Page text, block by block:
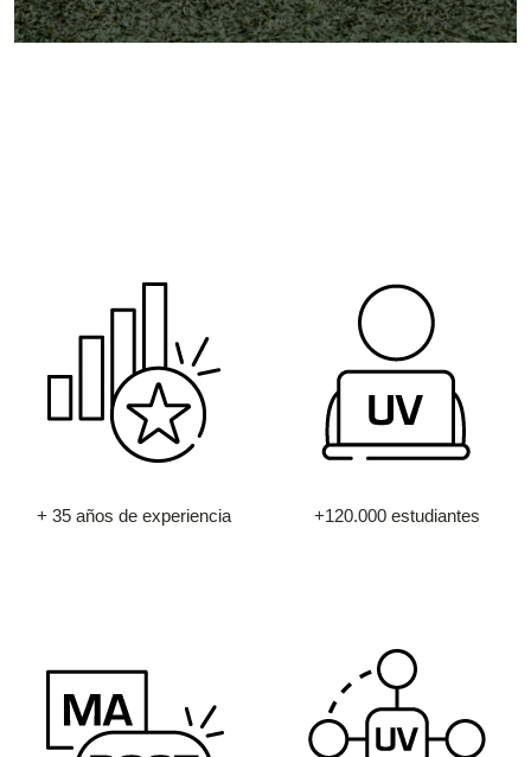
+ 35 años de experiencia +120.000 estudiantes